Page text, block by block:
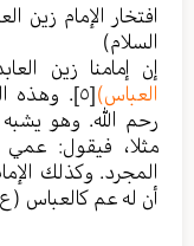
افتخار الإمام زين
السلام)
إن إمامنا زين
العباس)[٥]
. وهذه
رحم الله. وهو
مثلا، فيقول:
المجرد. وكذلك
أن له عم كالعباس